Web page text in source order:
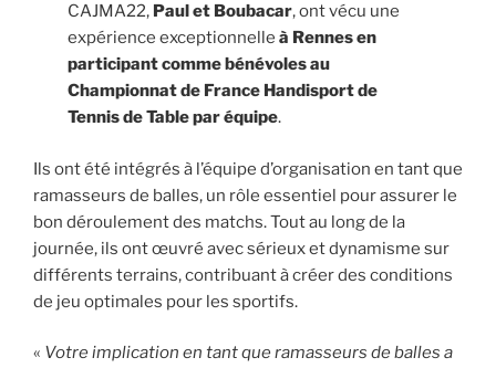
CAJMA22, Paul et Boubacar, ont vécu une
expérience exceptionnelle à Rennes en
participant comme bénévoles au
Championnat de France Handisport de
Tennis de Table par équipe.
Ils ont été intégrés à l’équipe d’organisation en tant que
ramasseurs de balles, un rôle essentiel pour assurer le
bon déroulement des matchs. Tout au long de la
journée, ils ont œuvré avec sérieux et dynamisme sur
différents terrains, contribuant à créer des conditions
de jeu optimales pour les sportifs.
« Votre implication en tant que ramasseurs de balles a